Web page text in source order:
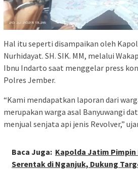
Hal itu seperti disampaikan oleh
Nurhidayat. SH. SIK. MM, melalui
Ibnu Indarto saat menggelar press
Polres Jember.
“Kami mendapatkan laporan dari
merupakan warga asal Banyuwangi
menjual senjata api jenis Revolver,”
Baca Juga: Kapolda Jatim
Serentak di Nganjuk, Dukung